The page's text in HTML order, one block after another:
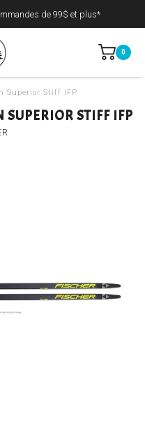
de 99$ et plus*
0
Superior Stiff IFP
STIFF IFP